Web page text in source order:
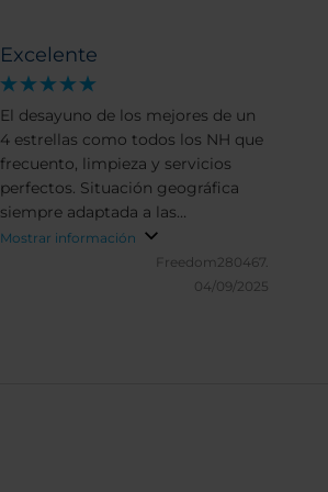
Excelente
El desayuno de los mejores de un
4 estrellas como todos los NH que
frecuento, limpieza y servicios
perfectos. Situación geográfica
siempre adaptada a las
necesidades (de paso a la salida de
la autopista o céntrico para visitas
culturales) recomiendo siempre
Mostrar información
Freedom280467.
04/09/2025